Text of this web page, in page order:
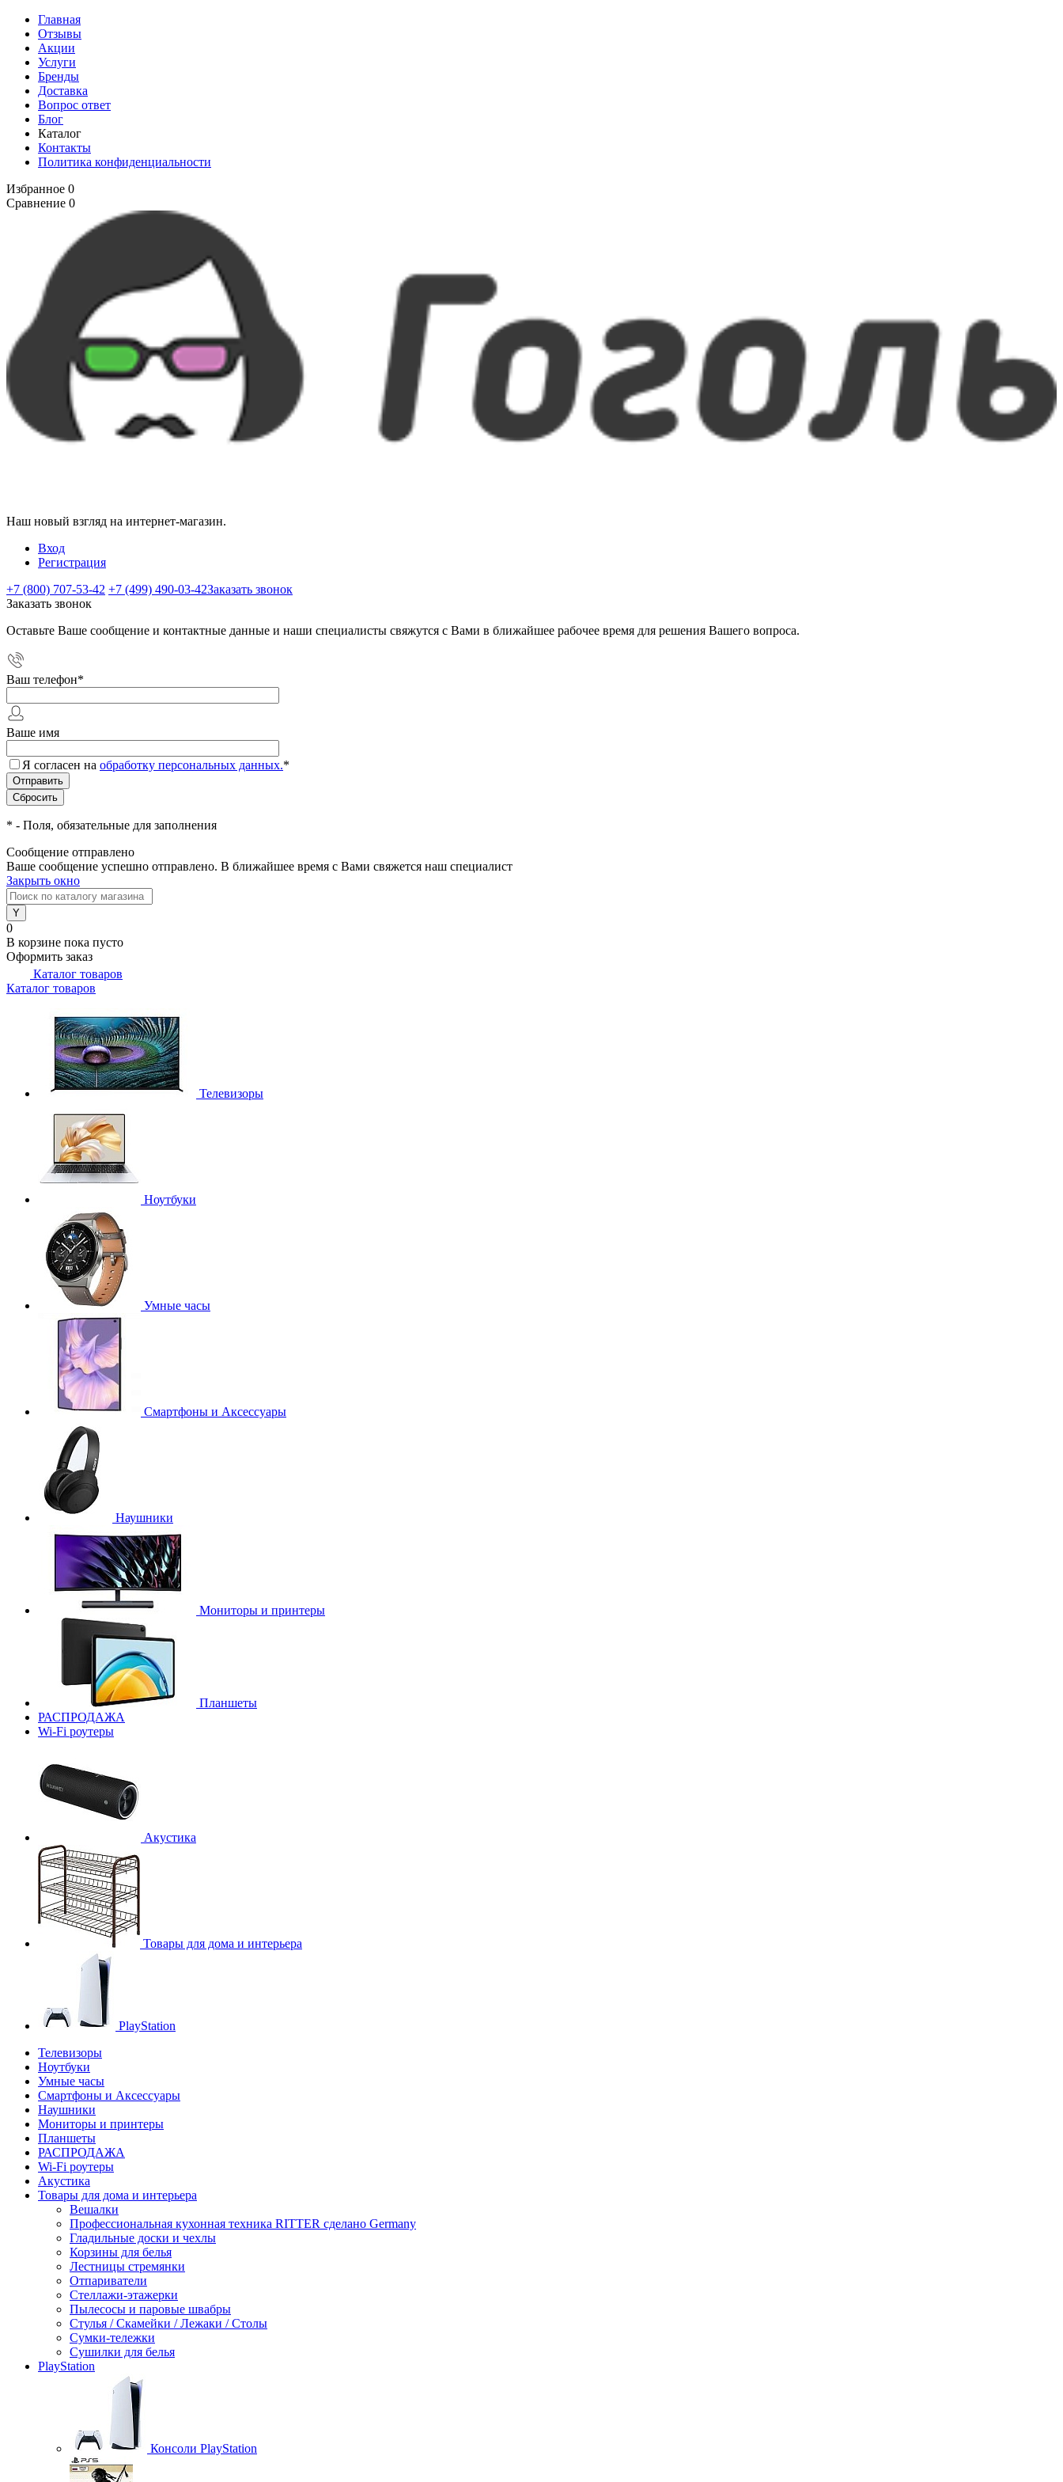
Главная
Отзывы
Акции
Услуги
Бренды
Доставка
Вопрос ответ
Блог
Каталог
Контакты
Политика конфиденциальности
Избранное 0
Сравнение 0
Наш новый взгляд на интернет-магазин.
Вход
Регистрация
+7 (800) 707-53-42 +7 (499) 490-03-42Заказать звонок
Заказать звонок
Оставьте Ваше сообщение и контактные данные и наши специалисты свяжутся с Вами в ближайшее рабочее время для решения Вашего вопроса.
Ваш телефон*
Ваше имя
Я согласен на обработку персональных данных.*
* - Поля, обязательные для заполнения
Сообщение отправлено
Ваше сообщение успешно отправлено. В ближайшее время с Вами свяжется наш специалист
Закрыть окно
0
В корзине пока пусто
Оформить заказ
Каталог товаров
Каталог товаров
Телевизоры
Ноутбуки
Умные часы
Смартфоны и Аксессуары
Наушники
Мониторы и принтеры
Планшеты
РАСПРОДАЖА
Wi-Fi роутеры
Акустика
Товары для дома и интерьера
PlayStation
Телевизоры
Ноутбуки
Умные часы
Смартфоны и Аксессуары
Наушники
Мониторы и принтеры
Планшеты
РАСПРОДАЖА
Wi-Fi роутеры
Акустика
Товары для дома и интерьера
Вешалки
Профессиональная кухонная техника RITTER сделано Germany
Гладильные доски и чехлы
Корзины для белья
Лестницы стремянки
Отпариватели
Стеллажи-этажерки
Пылесосы и паровые швабры
Стулья / Скамейки / Лежаки / Столы
Сумки-тележки
Сушилки для белья
PlayStation
Консоли PlayStation